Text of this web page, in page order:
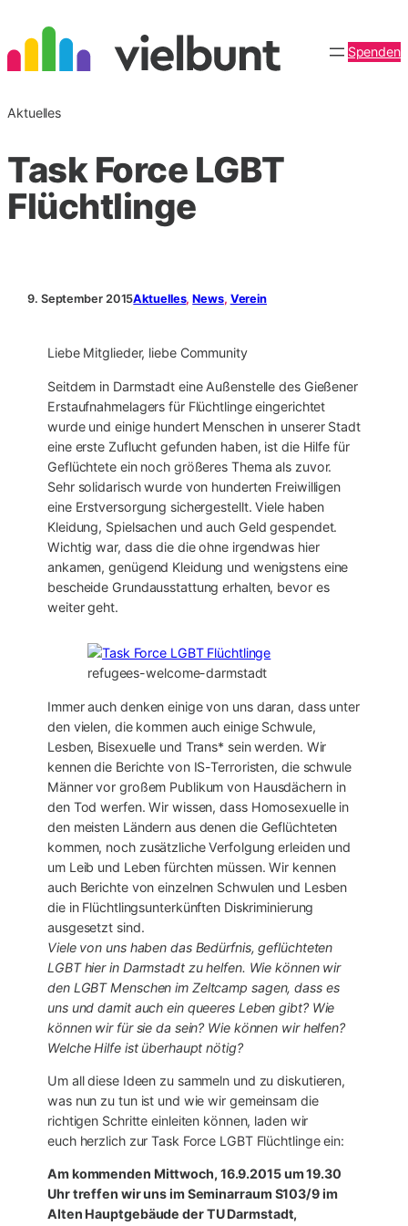
Inhalt
springen
Spenden
Aktuelles
Task Force LGBT
Flüchtlinge
9. September 2015Aktuelles, News, Verein
Liebe Mitglieder, liebe Community
Seitdem in Darmstadt eine Außenstelle des Gießener
Erstaufnahmelagers für Flüchtlinge eingerichtet
wurde und einige hundert Menschen in unserer Stadt
eine erste Zuflucht gefunden haben, ist die Hilfe für
Geflüchtete ein noch größeres Thema als zuvor.
Sehr solidarisch wurde von hunderten Freiwilligen
eine Erstversorgung sichergestellt. Viele haben
Kleidung, Spielsachen und auch Geld gespendet.
Wichtig war, dass die die ohne irgendwas hier
ankamen, genügend Kleidung und wenigstens eine
bescheide Grundausstattung erhalten, bevor es
weiter geht.
refugees-welcome-darmstadt
Immer auch denken einige von uns daran, dass unter
den vielen, die kommen auch einige Schwule,
Lesben, Bisexuelle und Trans* sein werden. Wir
kennen die Berichte von IS-Terroristen, die schwule
Männer vor großem Publikum von Hausdächern in
den Tod werfen. Wir wissen, dass Homosexuelle in
den meisten Ländern aus denen die Geflüchteten
kommen, noch zusätzliche Verfolgung erleiden und
um Leib und Leben fürchten müssen. Wir kennen
auch Berichte von einzelnen Schwulen und Lesben
die in Flüchtlingsunterkünften Diskriminierung
ausgesetzt sind.
Viele von uns haben das Bedürfnis, geflüchteten
LGBT hier in Darmstadt zu helfen. Wie können wir
den LGBT Menschen im Zeltcamp sagen, dass es
uns und damit auch ein queeres Leben gibt? Wie
können wir für sie da sein? Wie können wir helfen?
Welche Hilfe ist überhaupt nötig?
Um all diese Ideen zu sammeln und zu diskutieren,
was nun zu tun ist und wie wir gemeinsam die
richtigen Schritte einleiten können, laden wir
euch herzlich zur Task Force LGBT Flüchtlinge ein:
Am kommenden Mittwoch, 16.9.2015 um 19.30
Uhr treffen wir uns im SeminarraumS103/9im
Alten Hauptgebäude der TU Darmstadt,